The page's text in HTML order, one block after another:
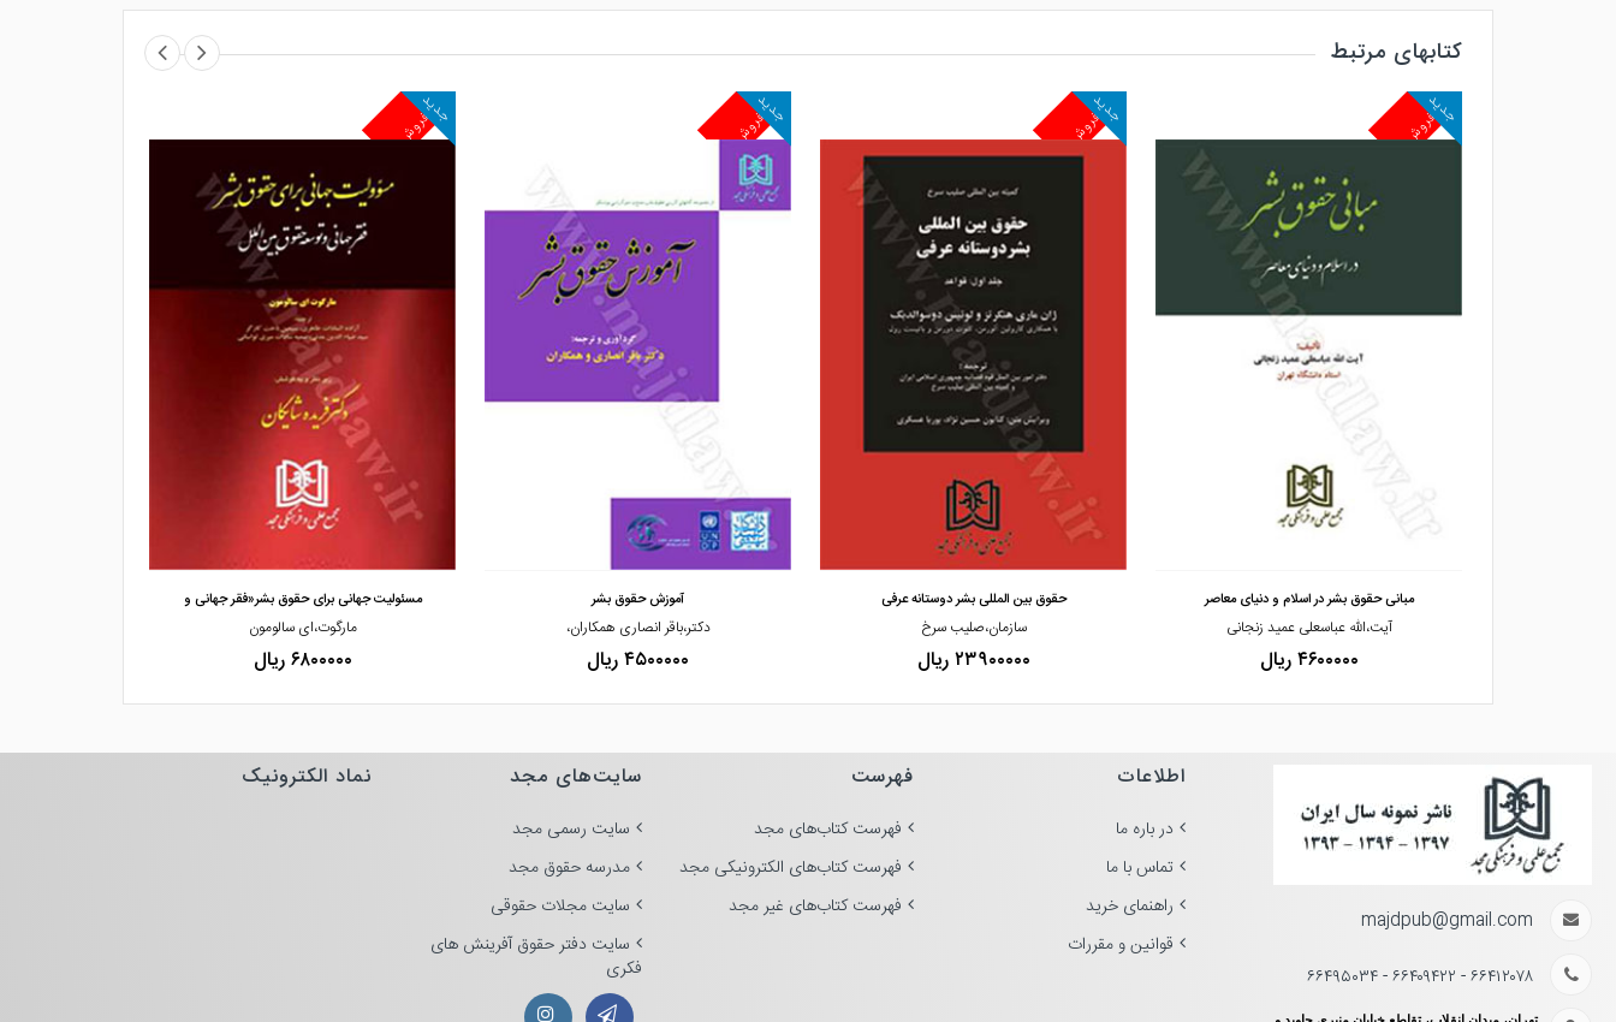
کتابهای مرتبط
پرفروش
جدید
مشاهده و خرید
مبانی حقوق بشر در اسلام و دنیای معاصر
آیت،الله عباسعلی عمید زنجانی
۴۶۰۰۰۰۰ ریال
پرفروش
جدید
مشاهده و خرید
حقوق بین المللی بشر دوستانه عرفی
سازمان،صلیب سرخ
۲۳۹۰۰۰۰۰ ریال
پرفروش
جدید
آموزش حقوق بشر
دکتر،باقر انصاری همکاران،
۴۵۰۰۰۰۰ ریال
پرفروش
جدید
مسئولیت جهانی برای حقوق بشر«فقر جهانی و
مارگوت،ای سالومون
۶۸۰۰۰۰۰ ریال
majdpub@gmail.com
۶۶۴۱۲۰۷۸ - ۶۶۴۰۹۴۲۲ - ۶۶۴۹۵۰۳۴
اطلاعات
در باره ما
تماس با ما
راهنمای خرید
قوانین و مقررات
فهرست
فهرست کتاب‌های مجد
فهرست کتاب‌های الکترونیکی مجد
فهرست کتاب‌های غیر مجد
سایت‌های مجد
سایت رسمی مجد
مدرسه حقوق مجد
سایت مجلات حقوقی
سایت دفتر حقوق آفرینش های
فکری
نماد الکترونیک